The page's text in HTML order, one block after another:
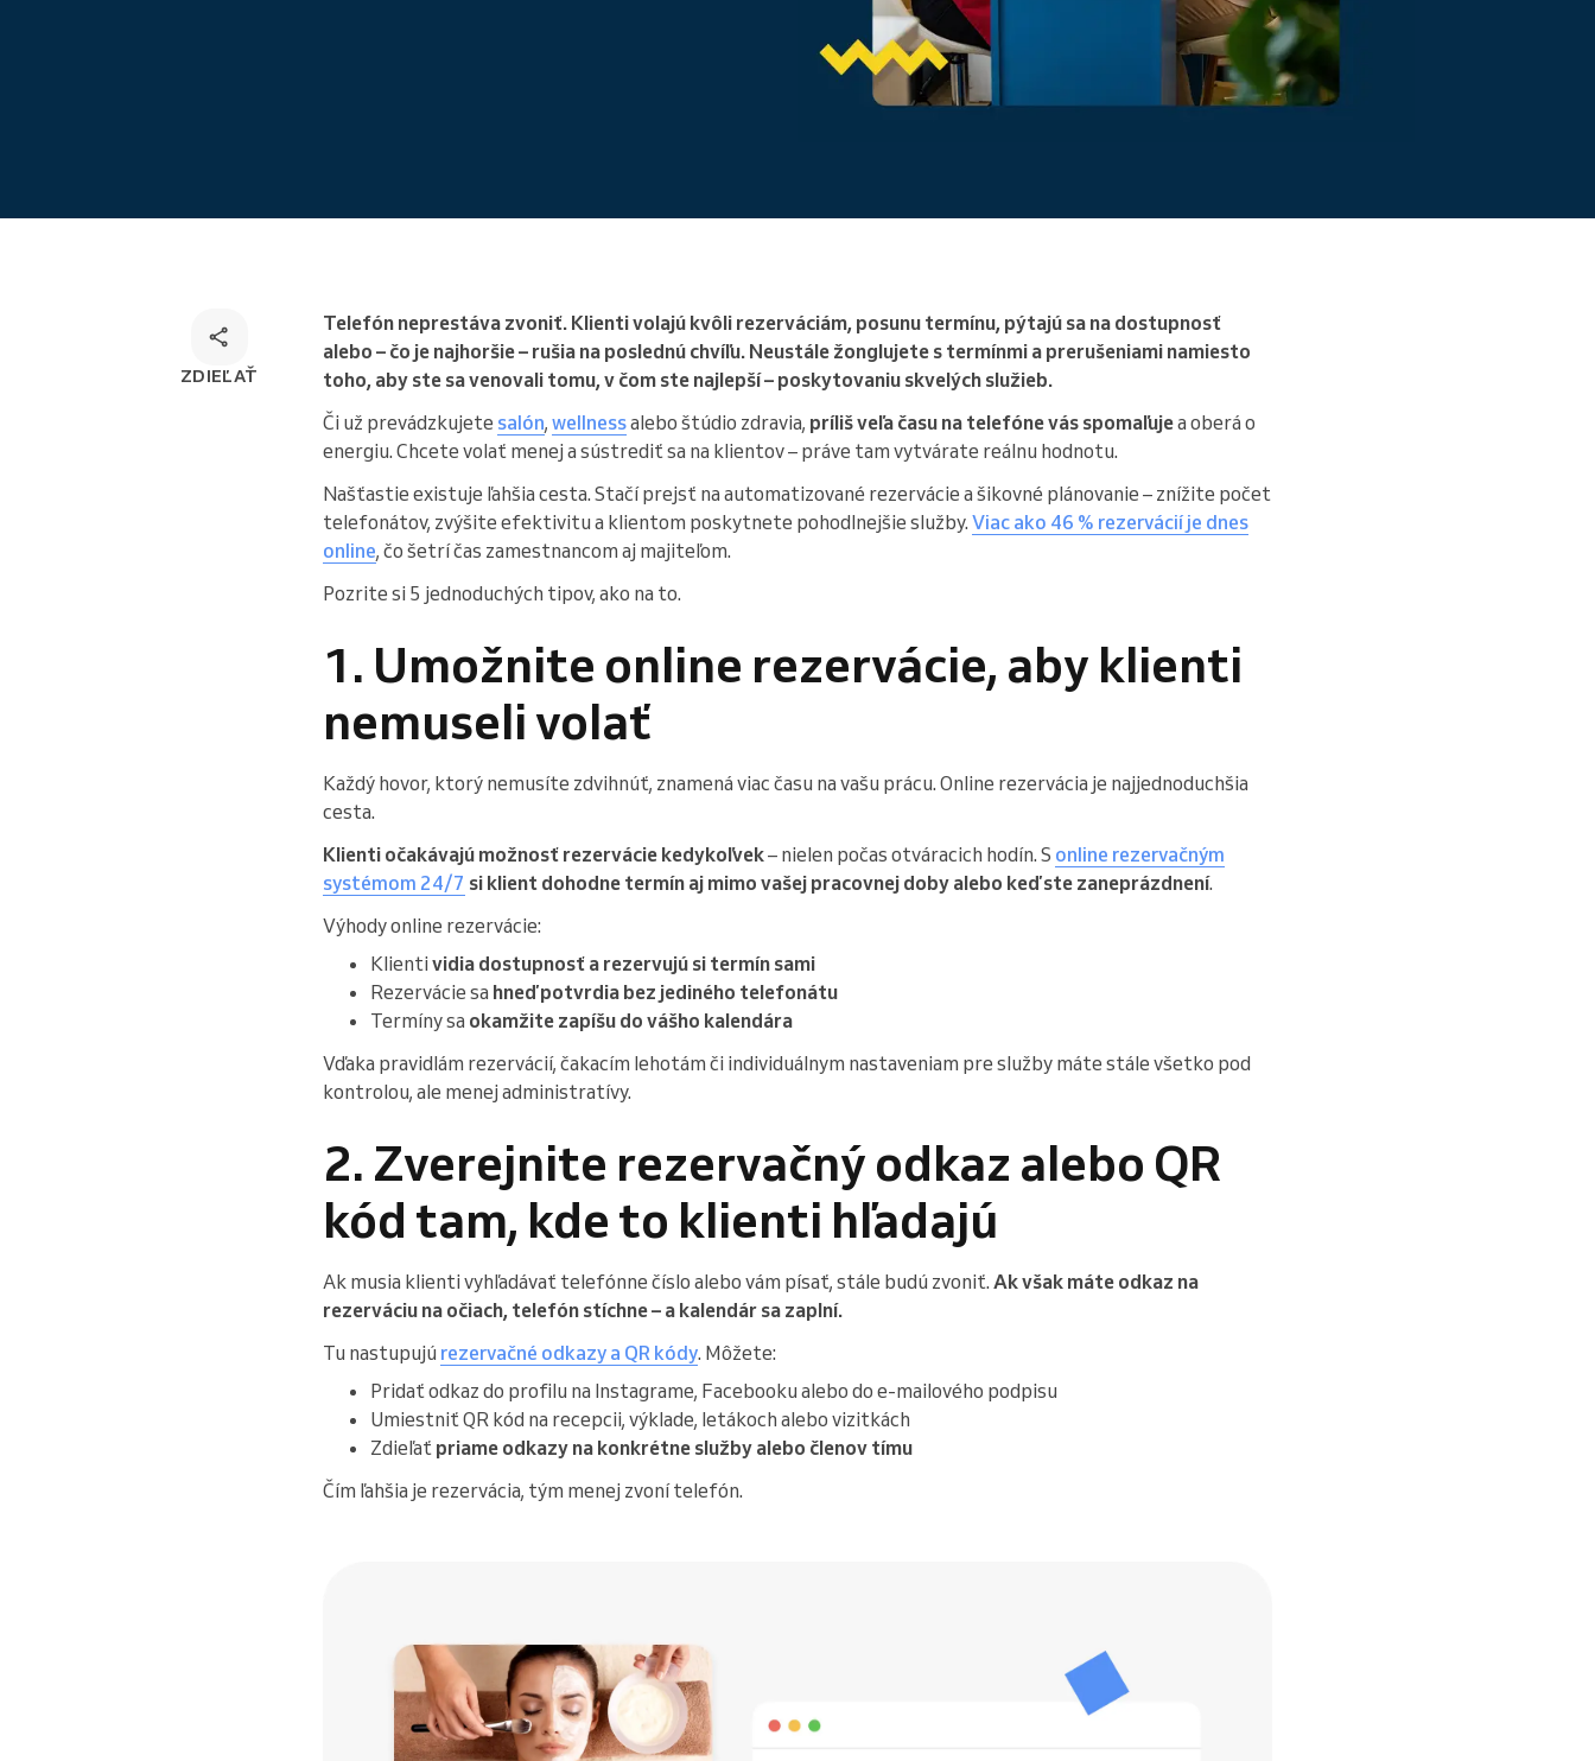
ZDIEĽAŤ
Telefón neprestáva zvoniť. Klienti volajú kvôli rezerváciám, posunu termínu, pýtajú sa na dostupnosť
alebo – čo je najhoršie – rušia na poslednú chvíľu. Neustále žonglujete s termínmi a prerušeniami namiesto
toho, aby ste sa venovali tomu, v čom ste najlepší – poskytovaniu skvelých služieb.
Či už prevádzkujete salón, wellnessalebo štúdio zdravia, príliš veľa času na telefóne vás spomaľujea oberá o
energiu. Chcete volať menej a sústrediť sa na klientov – práve tam vytvárate reálnu hodnotu.
Našťastie existuje ľahšia cesta. Stačí prejsť na automatizované rezervácie a šikovné plánovanie – znížite počet
telefonátov, zvýšite efektivitu a klientom poskytnete pohodlnejšie služby. Viac ako 46 % rezervácií je dnes
online, čo šetrí čas zamestnancom aj majiteľom.
Pozrite si 5 jednoduchých tipov, ako na to.
1. Umožnite online rezervácie, aby klienti
nemuseli volať
Každý hovor, ktorý nemusíte zdvihnúť, znamená viac času na vašu prácu. Online rezervácia je najjednoduchšia
cesta.
Klienti očakávajú možnosť rezervácie kedykoľvek– nielen počas otváracich hodín. S online rezervačným
systémom 24/7 si klient dohodne termín aj mimo vašej pracovnej doby alebo keď ste zaneprázdnení.
Výhody online rezervácie:
Klienti vidia dostupnosť a rezervujú si termín sami
Rezervácie sa hneď potvrdia bez jediného telefonátu
Termíny sa okamžite zapíšu do vášho kalendára
Vďaka pravidlám rezervácií, čakacím lehotám či individuálnym nastaveniam pre služby máte stále všetko pod
kontrolou, ale menej administratívy.
2. Zverejnite rezervačný odkaz alebo QR
kód tam, kde to klienti hľadajú
Ak musia klienti vyhľadávať telefónne číslo alebo vám písať, stále budú zvoniť. Ak však máte odkaz na
rezerváciu na očiach, telefón stíchne – a kalendár sa zaplní.
Tu nastupujú rezervačné odkazy a QR kódy. Môžete:
Pridať odkaz do profilu na Instagrame, Facebooku alebo do e-mailového podpisu
Umiestniť QR kód na recepcii, výklade, letákoch alebo vizitkách
Zdieľať priame odkazy na konkrétne služby alebo členov tímu
Čím ľahšia je rezervácia, tým menej zvoní telefón.